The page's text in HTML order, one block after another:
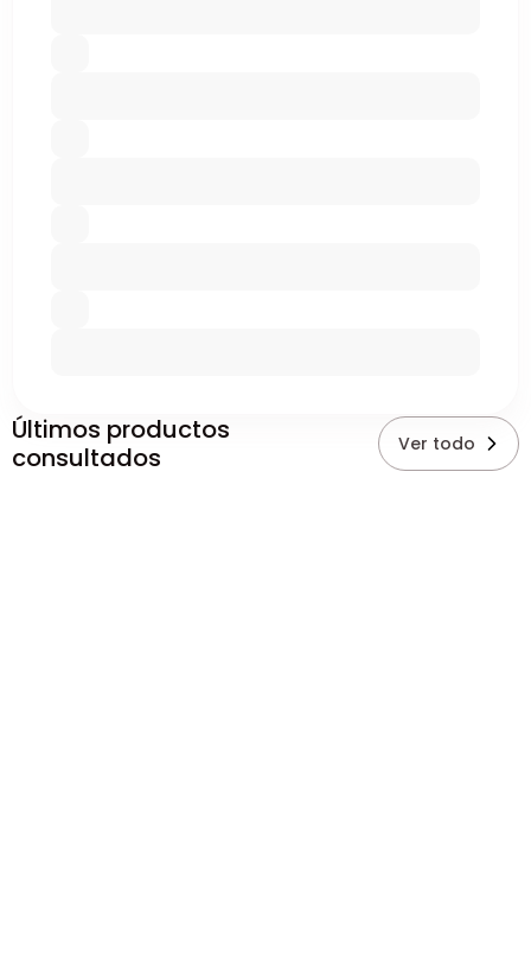
Últimos productos
consultados
Ver todo